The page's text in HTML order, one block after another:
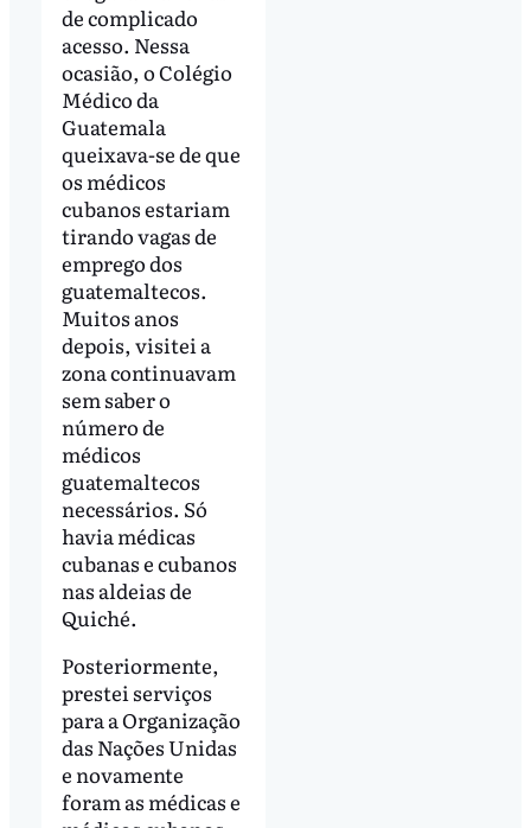
de complicado
acesso. Nessa
ocasião, o Colégio
Médico da
Guatemala
queixava-se de que
os médicos
cubanos estariam
tirando vagas de
emprego dos
guatemaltecos.
Muitos anos
depois, visitei a
zona continuavam
sem saber o
número de
médicos
guatemaltecos
necessários. Só
havia médicas
cubanas e cubanos
nas aldeias de
Quiché.
Posteriormente,
prestei serviços
para a Organização
das Nações Unidas
e novamente
foram as médicas e